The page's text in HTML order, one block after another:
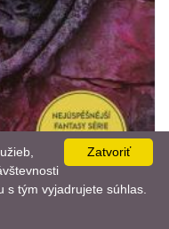
📨
Zatvoriť
tým vyjadrujete súhlas.